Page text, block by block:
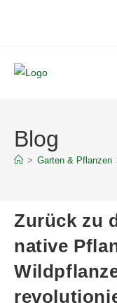
Blog
> Garten & Pflanzen
Zurück zu
native